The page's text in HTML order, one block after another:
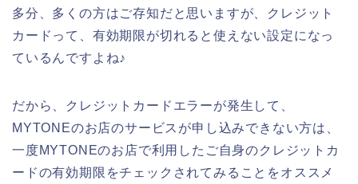
多分、多くの方はご存知だと思いますが、クレジット
カードって、有効期限が切れると使えない設定になっ
ているんですよね♪
だから、クレジットカードエラーが発生して、
MYTONEのお店のサービスが申し込みできない方は、
一度MYTONEのお店で利用したご自身のクレジットカ
ードの有効期限をチェックされてみることをオススメ